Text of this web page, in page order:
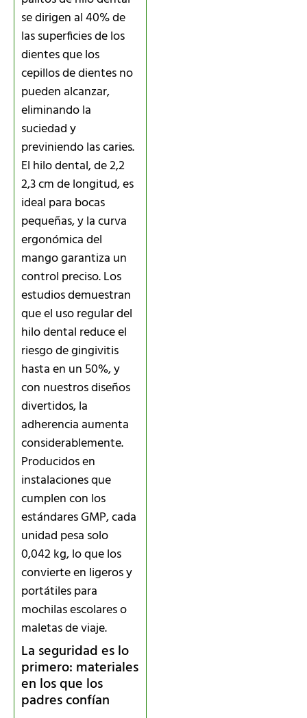
se dirigen al 40% de
las superficies de los
dientes que los
cepillos de dientes no
pueden alcanzar,
eliminando la
suciedad y
previniendo las caries.
El hilo dental, de 2,2
2,3 cm de longitud, es
ideal para bocas
pequeñas, y la curva
ergonómica del
mango garantiza un
control preciso. Los
estudios demuestran
que el uso regular del
hilo dental reduce el
riesgo de gingivitis
hasta en un 50%, y
con nuestros diseños
divertidos, la
adherencia aumenta
considerablemente.
Producidos en
instalaciones que
cumplen con los
estándares GMP, cada
unidad pesa solo
0,042 kg, lo que los
convierte en ligeros y
portátiles para
mochilas escolares o
maletas de viaje.
La seguridad es lo
primero: materiales
en los que los
padres confían